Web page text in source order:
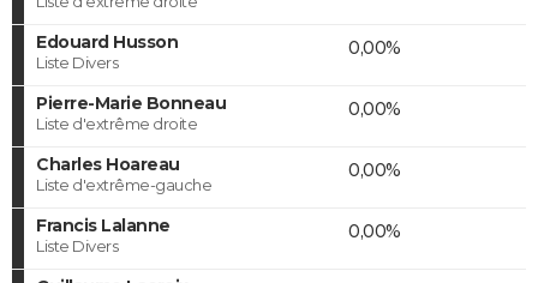
Edouard Husson
Liste Divers
0,00%
Pierre-Marie Bonneau
Liste d'extrême droite
0,00%
Charles Hoareau
Liste d'extrême-gauche
0,00%
Francis Lalanne
Liste Divers
0,00%